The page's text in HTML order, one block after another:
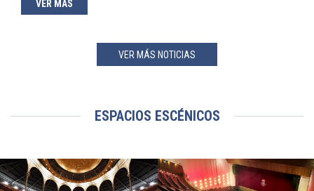
VER MÁS
VER MÁS NOTICIAS
ESPACIOS ESCÉNICOS